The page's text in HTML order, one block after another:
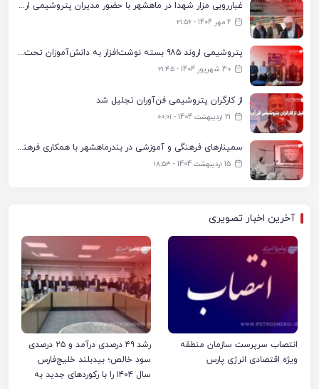
غبارروبی مزار شهدا در ماهشهر با حضور مدیران پتروشیمی اروند و مسئولان شهری
2 مهر 1404 - ۲۱:۵۶
پتروشیمی اروند ۹۸۵ بسته نوشت‌افزار به دانش‌آموزان تحت پوشش کمیته امداد بندرماهشهر اهدا کرد
30 شهریور 1404 - ۲۱:۴۵
از کارگران پتروشیمی فن‌آوران تجلیل شد
21 اردیبهشت 1404 - ۰۰:۰۱
سمینارهای فرهنگی و آموزشی در بندرماهشهر با همکاری فرهنگ‌سرای پتروشیمی مارون
15 اردیبهشت 1404 - ۱۸:۵۳
آخرین اخبار تصویری
انتصاب سرپرست سازمان منطقه
ویژه اقتصادی انرژی پارس
رشد ۴۹ درصدی درآمد و ۲۵ درصدی
سود خالص؛ بیدبلند خلیج‌فارس
سال ۱۴۰۴ را با رکوردهای جدید به